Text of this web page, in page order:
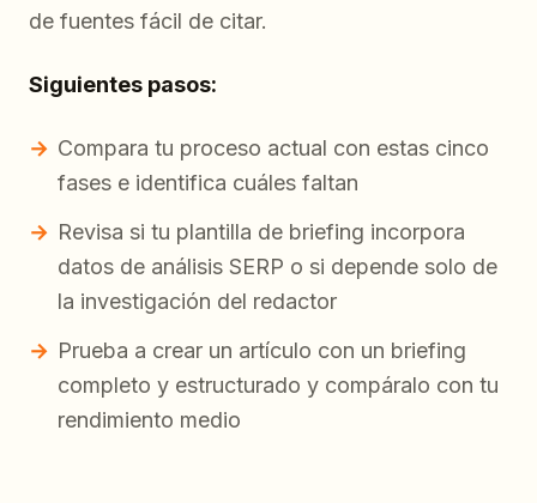
de fuentes fácil de citar.
Siguientes pasos:
Compara tu proceso actual con estas cinco
fases e identifica cuáles faltan
Revisa si tu plantilla de briefing incorpora
datos de análisis SERP o si depende solo de
la investigación del redactor
Prueba a crear un artículo con un briefing
completo y estructurado y compáralo con tu
rendimiento medio